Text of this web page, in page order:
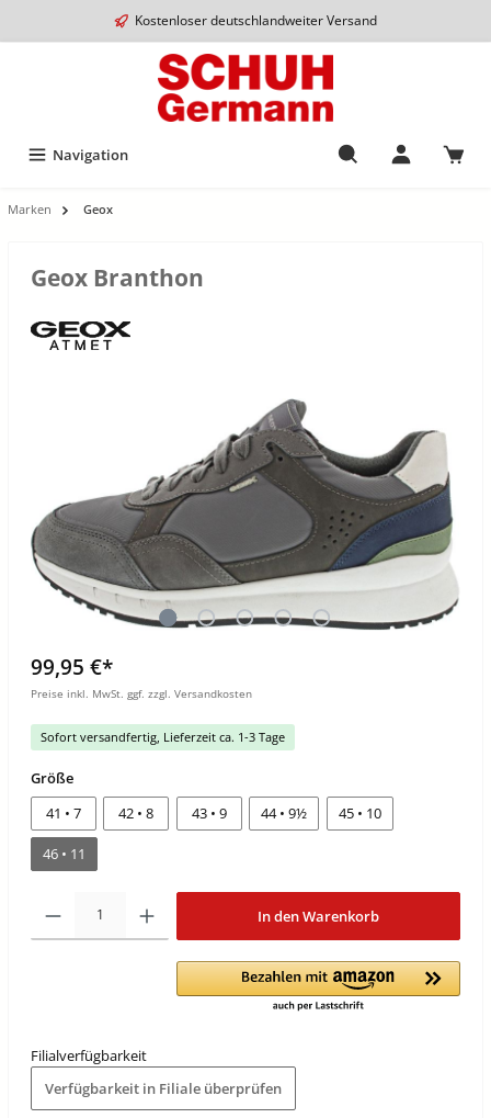
Kostenloser deutschlandweiter Versand
Navigation
Marken Geox
Geox Branthon
99,95 €*
Preise inkl. MwSt. ggf. zzgl. Versandkosten
Sofort versandfertig, Lieferzeit ca. 1-3 Tage
Größe
41 • 7
42 • 8 43 • 9 44 • 9½ 45 • 10
46 • 11
In den Warenkorb
Filialverfügbarkeit
Verfügbarkeit in Filiale überprüfen